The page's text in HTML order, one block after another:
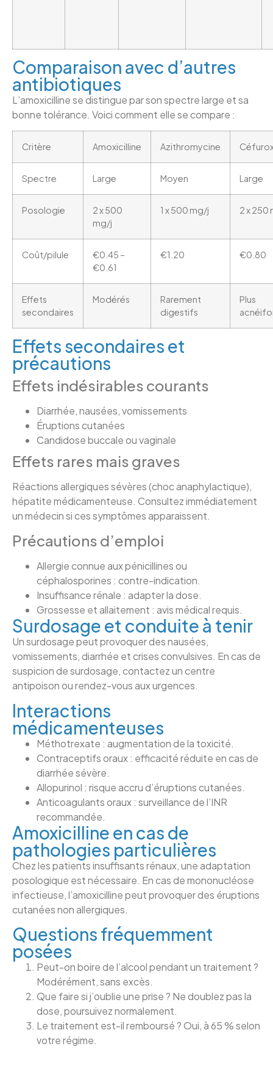
Comparaison avec d’autres
antibiotiques
L’amoxicilline se distingue par son spectre large et sa
bonne tolérance. Voici comment elle se compare :
Critère Amoxicilline Azithromycine
Spectre Large Moyen Large
Posologie
2 x 500
mg/j
1 x 500 mg/j 2 x 250
Coût/pilule
€0.45 –
€0.61
€1.20 €0.80
Effets
secondaires
Modérés
Rarement
digestifs
Plus
Effets secondaires et
précautions
Effets indésirables courants
Diarrhée, nausées, vomissements
Éruptions cutanées
Candidose buccale ou vaginale
Effets rares mais graves
Réactions allergiques sévères (choc anaphylactique),
hépatite médicamenteuse. Consultez immédiatement
un médecin si ces symptômes apparaissent.
Précautions d’emploi
Allergie connue aux pénicillines ou
céphalosporines : contre-indication.
Insuffisance rénale : adapter la dose.
Grossesse et allaitement : avis médical requis.
Surdosage et conduite à tenir
Un surdosage peut provoquer des nausées,
vomissements, diarrhée et crises convulsives. En cas de
suspicion de surdosage, contactez un centre
antipoison ou rendez-vous aux urgences.
Interactions
médicamenteuses
Méthotrexate : augmentation de la toxicité.
Contraceptifs oraux : efficacité réduite en cas de
diarrhée sévère.
Allopurinol : risque accru d’éruptions cutanées.
Anticoagulants oraux : surveillance de l’INR
recommandée.
Amoxicilline en cas de
pathologies particulières
Chez les patients insuffisants rénaux, une adaptation
posologique est nécessaire. En cas de mononucléose
infectieuse, l’amoxicilline peut provoquer des éruptions
cutanées non allergiques.
Questions fréquemment
posées
Peut-on boire de l’alcool pendant un traitement ?
Modérément, sans excès.
Que faire si j’oublie une prise ? Ne doublez pas la
dose, poursuivez normalement.
Le traitement est-il remboursé ? Oui, à 65 % selon
votre régime.